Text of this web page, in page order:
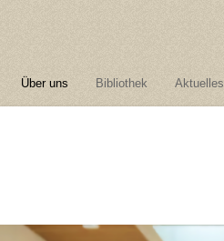
Über uns Bibliothek Aktuelles